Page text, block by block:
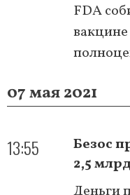
FDA
07 мая 2021
13:55
Безос
2,5